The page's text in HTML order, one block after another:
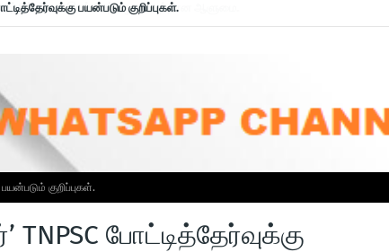
பயன்படும் குறிப்புகள்.
குறிப்புகள்.
TNPSC போட்டித்தேர்வுக்கு